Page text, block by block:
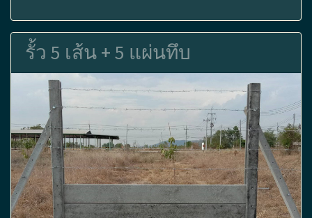
รั้ว 5 เส้น + 5 แผ่นทึบ